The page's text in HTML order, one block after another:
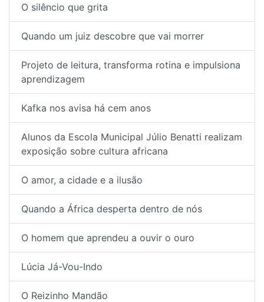
O silêncio que grita
Quando um juiz descobre que vai morrer
Projeto de leitura, transforma rotina e impulsiona
aprendizagem
Kafka nos avisa há cem anos
Alunos da Escola Municipal Júlio Benatti realizam
exposição sobre cultura africana
O amor, a cidade e a ilusão
Quando a África desperta dentro de nós
O homem que aprendeu a ouvir o ouro
Lúcia Já-Vou-Indo
O Reizinho Mandão